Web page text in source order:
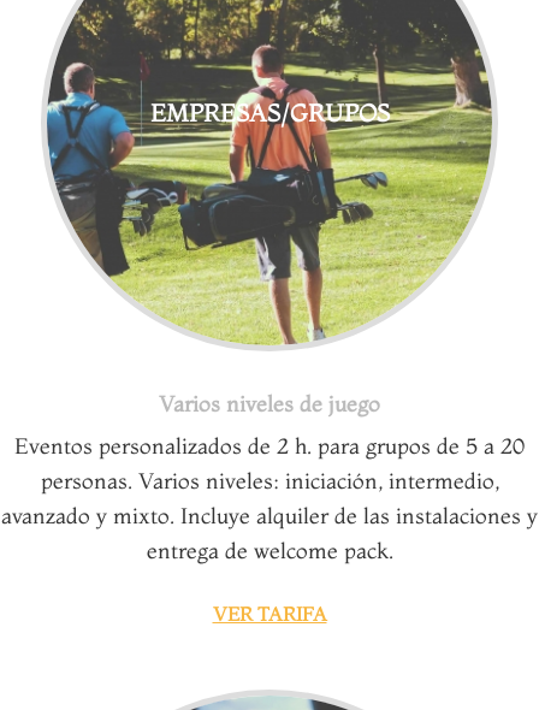
EMPRESAS/GRUPOS
Varios niveles de juego
Eventos personalizados de 2 h. para grupos de 5 a 20
personas. Varios niveles: iniciación, intermedio,
avanzado y mixto. Incluye alquiler de las instalaciones y
entrega de welcome pack.
VER TARIFA